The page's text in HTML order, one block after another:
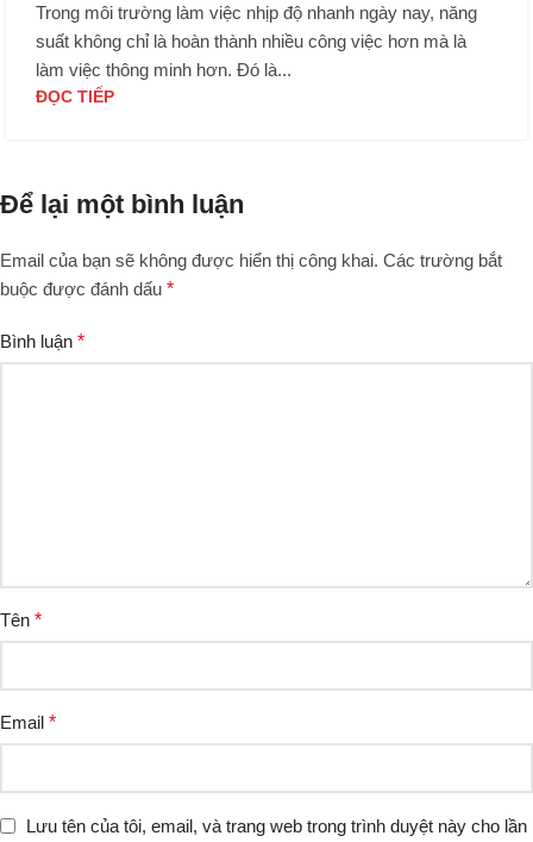
Trong môi trường làm việc nhịp độ nhanh ngày nay, năng
suất không chỉ là hoàn thành nhiều công việc hơn mà là
làm việc thông minh hơn. Đó là...
ĐỌC TIẾP
Để lại một bình luận
Email của bạn sẽ không được hiển thị công khai. Các trường bắt
buộc được đánh dấu *
Bình luận *
Tên *
Email *
Lưu tên của tôi, email, và trang web trong trình duyệt này cho lần